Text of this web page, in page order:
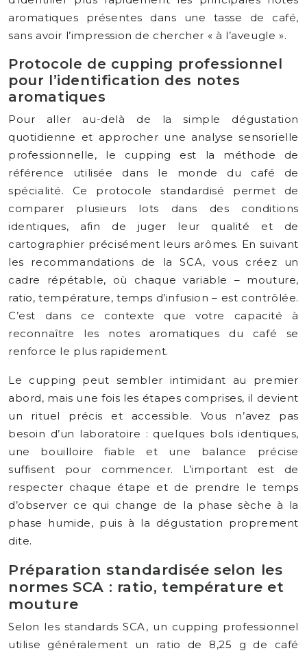
aromatiques présentes dans une tasse de café,
sans avoir l’impression de chercher « à l’aveugle ».
Protocole de cupping professionnel
pour l’identification des notes
aromatiques
Pour aller au-delà de la simple dégustation
quotidienne et approcher une analyse sensorielle
professionnelle, le cupping est la méthode de
référence utilisée dans le monde du café de
spécialité. Ce protocole standardisé permet de
comparer plusieurs lots dans des conditions
identiques, afin de juger leur qualité et de
cartographier précisément leurs arômes. En suivant
les recommandations de la SCA, vous créez un
cadre répétable, où chaque variable – mouture,
ratio, température, temps d’infusion – est contrôlée.
C’est dans ce contexte que votre capacité à
reconnaître les notes aromatiques du café se
renforce le plus rapidement.
Le cupping peut sembler intimidant au premier
abord, mais une fois les étapes comprises, il devient
un rituel précis et accessible. Vous n’avez pas
besoin d’un laboratoire : quelques bols identiques,
une bouilloire fiable et une balance précise
suffisent pour commencer. L’important est de
respecter chaque étape et de prendre le temps
d’observer ce qui change de la phase sèche à la
phase humide, puis à la dégustation proprement
dite.
Préparation standardisée selon les
normes SCA : ratio, température et
mouture
Selon les standards SCA, un cupping professionnel
utilise généralement un ratio de 8,25 g de café